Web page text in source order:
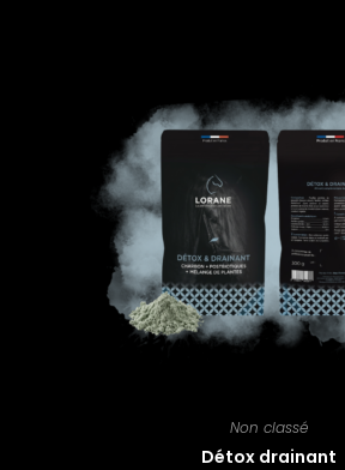
Non classé
Détox drainant